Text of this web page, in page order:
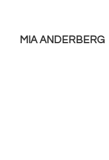
MIA ANDERBERG